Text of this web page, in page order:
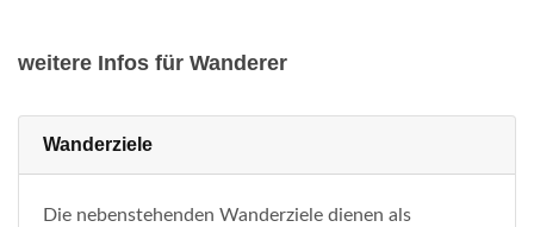
weitere Infos für Wanderer
Wanderziele
Die nebenstehenden Wanderziele dienen als